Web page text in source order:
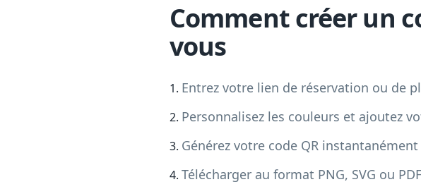
Comment créer un
vous
Entrez votre lien de réservation ou de
Personnalisez les couleurs et ajoutez
Générez votre code QR instantanément
Télécharger au format PNG, SVG ou PDF